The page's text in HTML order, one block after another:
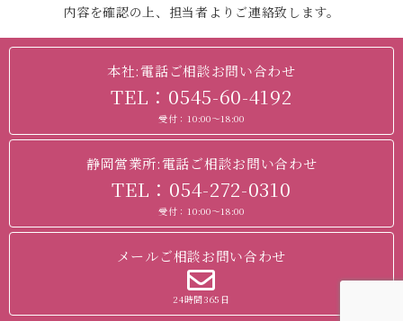
内容を確認の上、担当者よりご連絡致します。
本社:電話ご相談お問い合わせ
TEL：0545-60-4192
受付：10:00～18:00
静岡営業所:電話ご相談お問い合わせ
TEL：054-272-0310
受付：10:00～18:00
メールご相談お問い合わせ
24時間365日